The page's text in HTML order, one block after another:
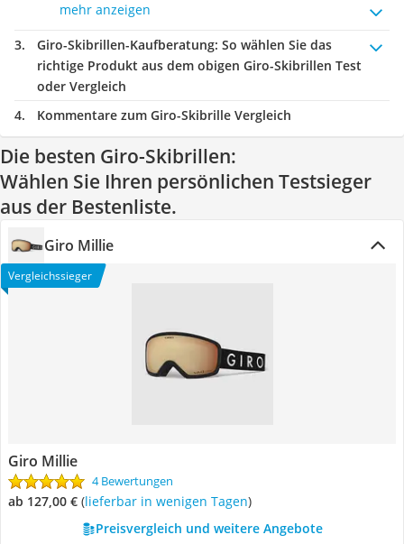
mehr anzeigen
Giro-Skibrillen-Kaufberatung: So wählen Sie das
richtige Produkt aus dem obigen Giro-Skibrillen Test
oder Vergleich
Kommentare zum Giro-Skibrille Vergleich
Die besten Giro-Skibrillen:
Wählen Sie Ihren persönlichen Testsieger
aus der Bestenliste.
Giro Millie
Vergleichssieger
Giro Millie
4 Bewertungen
ab 127,00 € ( Lieferbar in wenigen Tagen)
Preisvergleich und weitere Angebote